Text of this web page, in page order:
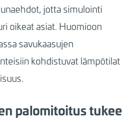
jotta simulointi
oikeat asiat. Huomioon
savukaasujen
kohdistuvat lämpötilat
palomitoitus tukee